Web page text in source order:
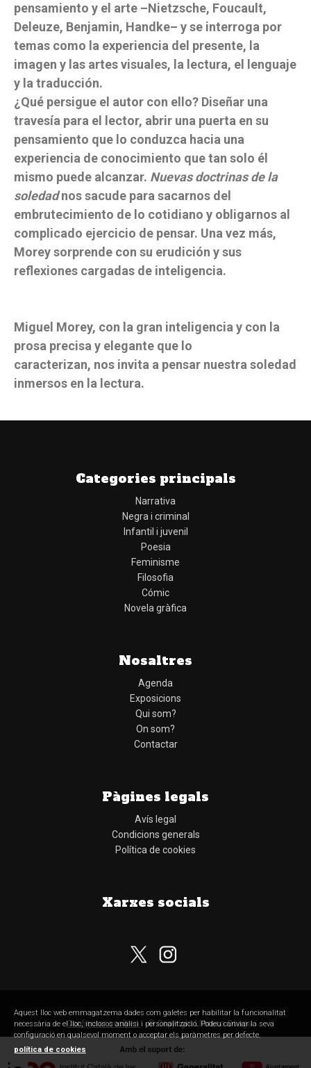
pensamiento y el arte –Nietzsche, Foucault,
Deleuze, Benjamin, Handke– y se interroga por
temas como la experiencia del presente, la
imagen y las artes visuales, la lectura, el lenguaje
y la traducción.
¿Qué persigue el autor con ello? Diseñar una
travesía para el lector, abrir una puerta en su
pensamiento que lo conduzca hacia una
experiencia de conocimiento que tan solo él
mismo puede alcanzar. Nuevas doctrinas de la
soledadnos sacude para sacarnos del
embrutecimiento de lo cotidiano y obligarnos al
complicado ejercicio de pensar. Una vez más,
Morey sorprende con su erudición y sus
reflexiones cargadas de inteligencia.
Miguel Morey, con la gran inteligencia y con la
prosa precisa y elegante que lo
caracterizan, nos invita a pensar nuestra soledad
inmersos en la lectura.
Categories principals
Narrativa
Negra i criminal
Infantil i juvenil
Poesia
Feminisme
Filosofia
Cómic
Novela gràfica
Nosaltres
Agenda
Exposicions
Qui som?
On som?
Contactar
Pàgines legals
Avís legal
Condicions generals
Política de cookies
Xarxes socials
Configurar cookies © Copyright Llibreria Obaga
Aquest lloc web emmagatzema dades com galetes per habilitar la funcionalitat
necessària de el lloc, inclosos anàlisi i personalització. Podeu canviar la seva
configuració en qualsevol moment o acceptar els paràmetres per defecte.
política de cookies
Subscriu-te al nostre butlletí